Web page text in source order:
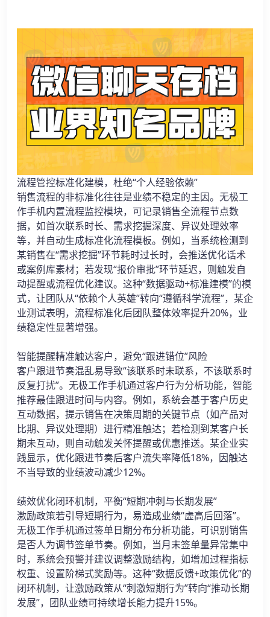
流程管控标准化建模，杜绝“个人经验依赖”
销售流程的非标准化往往是业绩不稳定的主因。无极工
作手机内置流程监控模块，可记录销售全流程节点数
据，如首次联系时长、需求挖掘深度、异议处理效率
等，并自动生成标准化流程模板。例如，当系统检测到
某销售在“需求挖掘”环节耗时过长时，会推送优化话术
或案例库素材；若发现“报价审批”环节延迟，则触发自
动提醒或流程优化建议。这种“数据驱动+标准建模”的模
式，让团队从“依赖个人英雄”转向“遵循科学流程”，某企
业测试表明，流程标准化后团队整体效率提升20%，业
绩稳定性显著增强。
智能提醒精准触达客户，避免“跟进错位”风险
客户跟进节奏混乱易导致“该联系时未联系，不该联系时
反复打扰”。无极工作手机通过客户行为分析功能，智能
推荐最佳跟进时间与内容。例如，系统会基于客户历史
互动数据，提示销售在决策周期的关键节点（如产品对
比期、异议处理期）进行精准触达；若检测到某客户长
期未互动，则自动触发关怀提醒或优惠推送。某企业实
践显示，优化跟进节奏后客户流失率降低18%，因触达
不当导致的业绩波动减少12%。
绩效优化闭环机制，平衡“短期冲刺与长期发展”
激励政策若引导短期行为，易造成业绩“虚高后回落”。
无极工作手机通过签单日期分布分析功能，可识别销售
是否人为调节签单节奏。例如，当月末签单量异常集中
时，系统会预警并建议调整激励结构，如增加过程指标
权重、设置阶梯式奖励等。这种“数据反馈+政策优化”的
闭环机制，让激励政策从“刺激短期行为”转向“推动长期
发展”，团队业绩可持续增长能力提升15%。